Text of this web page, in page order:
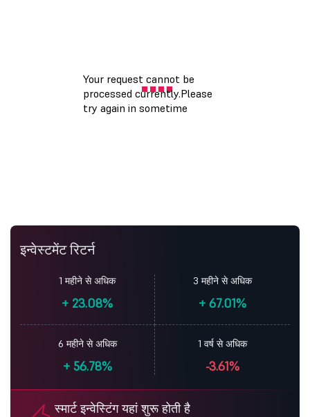
इन्वेस्टमेंट रिटर्न
1 महीने से अधिक
+ 23.08%
3 महीने से अधिक
+ 67.01%
6 महीने से अधिक
+56.78%
1 वर्ष से अधिक
-3.61%
स्मार्ट इन्वेस्टिंग यहां शुरू होती है